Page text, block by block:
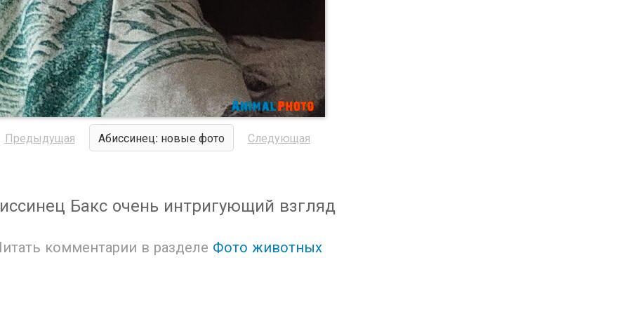
Предыдущая Абиссинец: новые фото Следующая
Бакс очень интригующий взгляд
комментарии в разделе Фото животных